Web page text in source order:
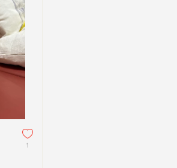
1